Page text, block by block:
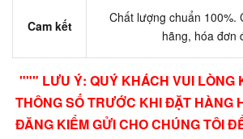
Cam kết
Chất lượng chuẩn 100%.
hãng, hóa đơn
""" LƯU Ý: QUÝ KHÁCH VUI LÒNG
THÔNG SỐ TRƯỚC KHI ĐẶT HÀNG
ĐĂNG KIỂM GỬI CHO CHÚNG TÔI